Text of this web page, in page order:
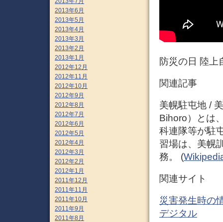
防災の日 陸上
関連記事
美幌駐屯地 /
Bihoro）とは
科連隊等が駐
習場は、美幌
務。 (
関連サイト
災害発生時の
デジタル
2013年6月
2013年5月
2013年4月
2013年3月
2013年2月
2013年1月
2012年12月
2012年11月
2012年10月
2012年9月
2012年8月
2012年7月
2012年6月
2012年5月
2012年4月
2012年3月
2012年2月
2012年1月
2011年12月
2011年11月
2011年10月
2011年9月
2011年8月